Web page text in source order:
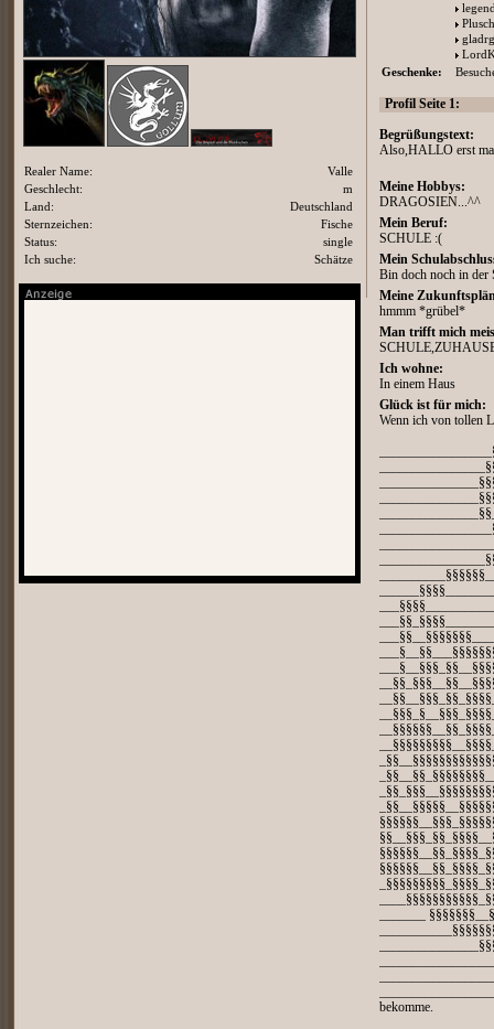
Geschenke:
Profil Seite 1:
Begrüßungstext:
Also,HALLO erst
Meine Hobbys:
DRAGOSIEN...^^
Mein Beruf:
SCHULE :(
Mein
Bin doch noch in
Meine
hmmm *grübel*
Man trifft mich
Ich wohne:
In einem Haus
Glück ist für mich:
Wenn ich von tollen
_______
bekomme.
Realer Name:
Valle
Geschlecht:
m
Land:
Deutschland
Sternzeichen:
Fische
Status:
single
Ich suche:
Schätze